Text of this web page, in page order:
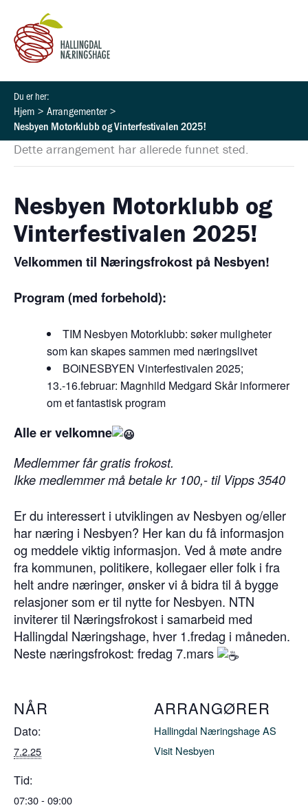
innholdet
Hjem
Arrangementer
Nesbyen Motorklubb og Vinterfestivalen 2025!
Dette arrangement har allerede funnet sted.
Nesbyen Motorklubb og
Vinterfestivalen 2025!
Velkommen til Næringsfrokost på Nesbyen!
Program (med forbehold):
TIM Nesbyen Motorklubb: søker muligheter
som kan skapes sammen med næringslivet
BOiNESBYEN Vinterfestivalen 2025;
13.-16.februar: Magnhild Medgard Skår informerer
om et fantastisk program
Alle er velkomne
Medlemmer får gratis frokost.
Ikke medlemmer må betale kr 100,- til Vipps 3540
Er du interessert i utviklingen av Nesbyen og/eller
har næring i Nesbyen? Her kan du få informasjon
og meddele viktig informasjon. Ved å møte andre
fra kommunen, politikere, kollegaer eller folk i fra
helt andre næringer, ønsker vi å bidra til å bygge
relasjoner som er til nytte for Nesbyen. NTN
inviterer til Næringsfrokost i samarbeid med
Hallingdal Næringshage, hver 1.fredag i måneden.
Neste næringsfrokost: fredag 7.mars
NÅR
Dato:
7.2.25
Tid:
07:30 - 09:00
ARRANGØRER
Hallingdal Næringshage AS
Visit Nesbyen